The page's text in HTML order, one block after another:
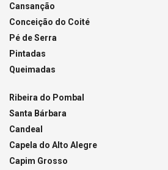
Cansanção
Conceição do Coité
Pé de Serra
Pintadas
Queimadas
Ribeira do Pombal
Santa Bárbara
Candeal
Capela do Alto Alegre
Capim Grosso